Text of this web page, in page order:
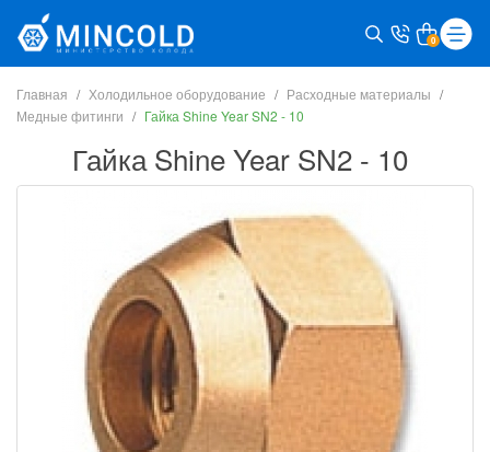
0
Главная Холодильное оборудование
Расходные материалы
Медные фитинги
Гайка Shine Year SN2 - 10
Гайка Shine Year SN2 - 10